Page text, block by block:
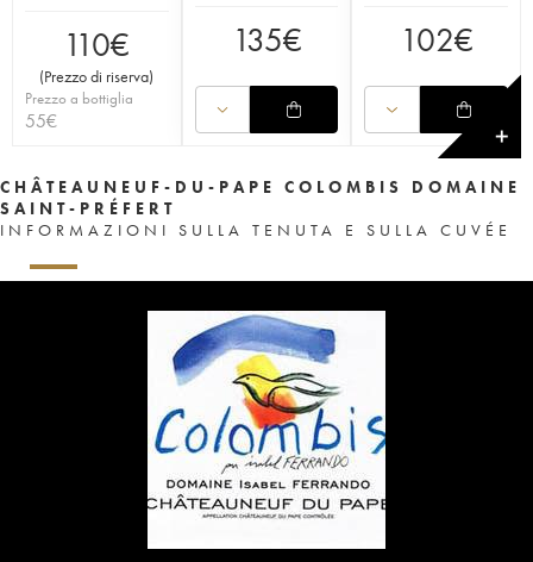
110€
(Prezzo di riserva)
Prezzo a bottiglia
55€
135€ 102€
✕
CHÂTEAUNEUF-DU-PAPE COLOMBIS DOMAINE
SAINT-PRÉFERT
INFORMAZIONI SULLA TENUTA E SULLA CUVÉE